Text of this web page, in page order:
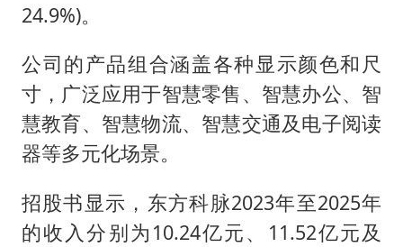
24.9%)。
公司的产品组合涵盖各种显示颜色和尺
寸，广泛应用于智慧零售、智慧办公、智
慧教育、智慧物流、智慧交通及电子阅读
器等多元化场景。
招股书显示，东方科脉2023年至2025年
的收入分别为10.24亿元、11.52亿元及